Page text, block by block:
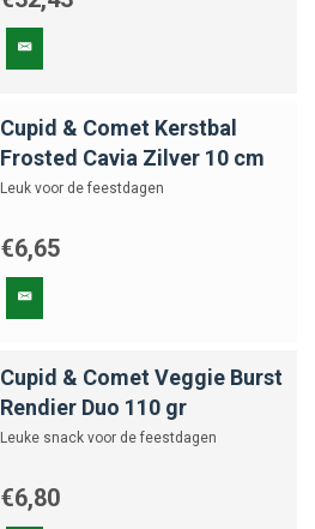
Cupid & Comet Kerstbal
Frosted Cavia Zilver 10 cm
Leuk voor de feestdagen
€6,65
Cupid & Comet Veggie Burst
Rendier Duo 110 gr
Leuke snack voor de feestdagen
€6,80